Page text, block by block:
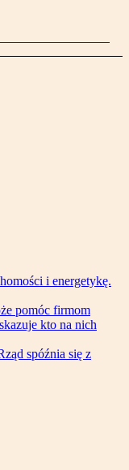
i energetykę.
pomóc firmom
kto na nich
spóźnia się z